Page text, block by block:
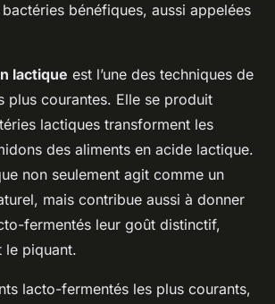
bénéfiques, aussi appelées
lactique est l’une des techniques de
plus courantes. Elle se produit
lactiques transforment les
des aliments en acide lactique.
non seulement agit comme un
mais contribue aussi à donner
fermentés leur goût distinctif,
le piquant.
lacto-fermentés les plus courants,